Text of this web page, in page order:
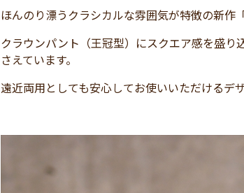
ほんのり漂うクラシカルな雰囲気が特徴の新作
クラウンパント（王冠型）にスクエア感を盛
さえています。
遠近両用としても安心してお使いいただけるデザ